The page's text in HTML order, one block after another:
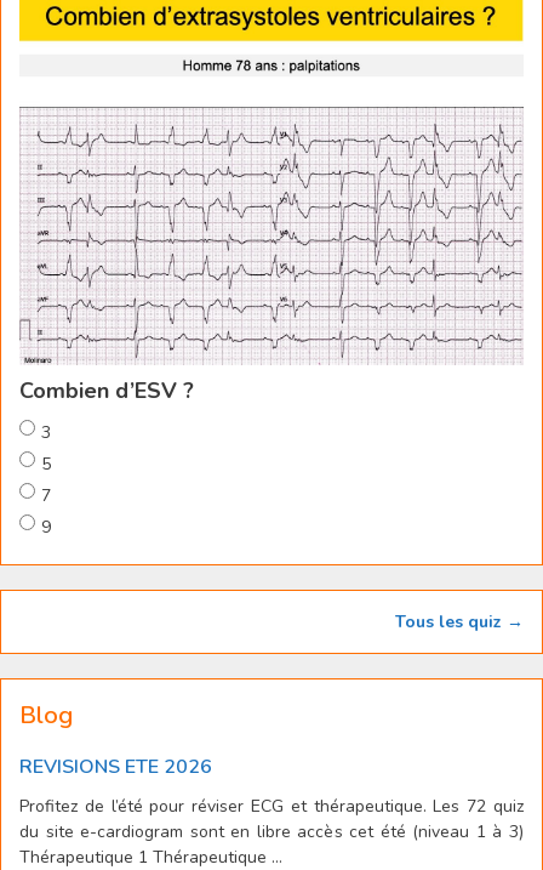
Combien d’ESV ?
3
5
7
9
Tous les quiz →
Blog
REVISIONS ETE 2026
Profitez de l’été pour réviser ECG et thérapeutique. Les 72 quiz
du site e-cardiogram sont en libre accès cet été (niveau 1 à 3)
Thérapeutique 1 Thérapeutique ...